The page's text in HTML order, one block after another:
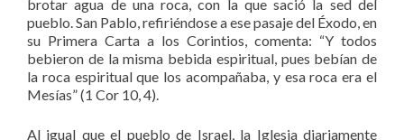
brotar agua de una roca, con la que sació la sed del
pueblo. San Pablo, refiriéndose a ese pasaje del Éxodo, en
su Primera Carta a los Corintios, comenta: “Y todos
bebieron de la misma bebida espiritual, pues bebían de
la roca espiritual que los acompañaba, y esa roca era el
Mesías” (1 Cor 10, 4).
Al igual que el pueblo de Israel, la Iglesia diariamente